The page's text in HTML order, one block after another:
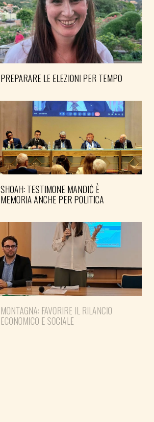
PREPARARE LE ELEZIONI PER TEMPO
SHOAH: TESTIMONE MANDIĆ È
MEMORIA ANCHE PER POLITICA
MONTAGNA: FAVORIRE IL RILANCIO
ECONOMICO E SOCIALE